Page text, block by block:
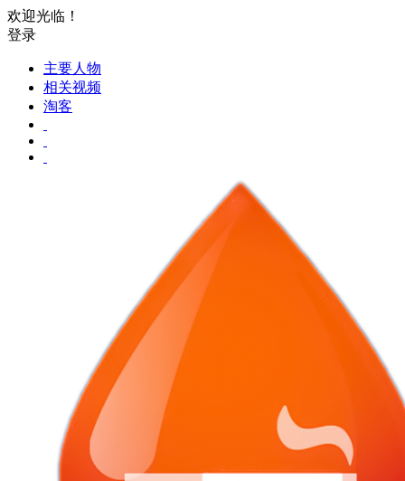
欢迎光临！
登录
主要人物
相关视频
淘客